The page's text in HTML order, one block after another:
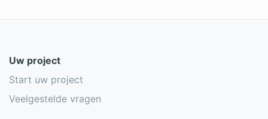
Uw project
Start uw project
Veelgestelde vragen